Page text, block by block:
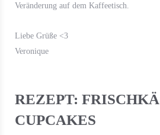
Veränderung auf dem Kaffeetisch.
Liebe Grüße <3
Veronique
REZEPT:
CUPCAKES